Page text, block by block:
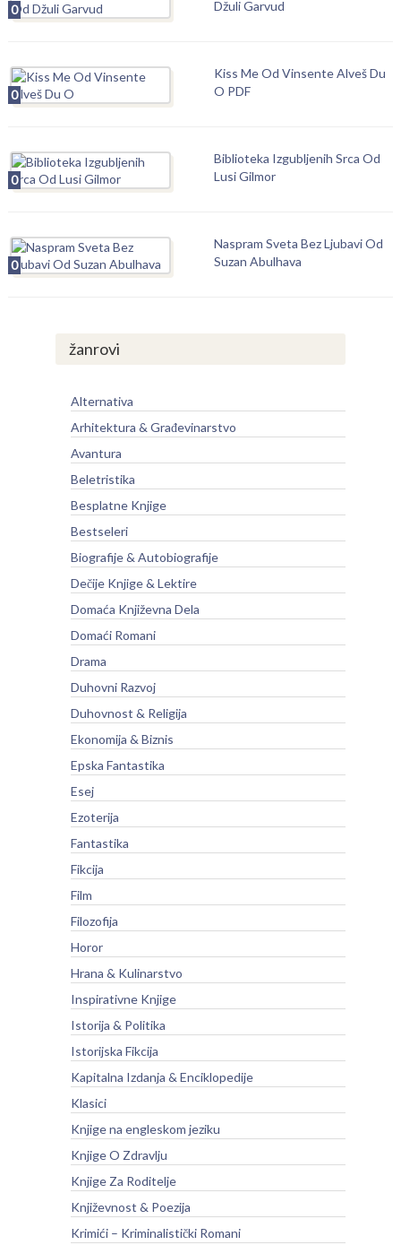
0 Džuli Garvud
0
Kiss Me Od Vinsente Alveš Du
O PDF
0
Biblioteka Izgubljenih Srca Od
Lusi Gilmor
0
Naspram Sveta Bez Ljubavi Od
Suzan Abulhava
žanrovi
Alternativa
Arhitektura & Građevinarstvo
Avantura
Beletristika
Besplatne Knjige
Bestseleri
Biografije & Autobiografije
Dečije Knjige & Lektire
Domaća Književna Dela
Domaći Romani
Drama
Duhovni Razvoj
Duhovnost & Religija
Ekonomija & Biznis
Epska Fantastika
Esej
Ezoterija
Fantastika
Fikcija
Film
Filozofija
Horor
Hrana & Kulinarstvo
Inspirativne Knjige
Istorija & Politika
Istorijska Fikcija
Kapitalna Izdanja & Enciklopedije
Klasici
Knjige na engleskom jeziku
Knjige O Zdravlju
Knjige Za Roditelje
Književnost & Poezija
Krimići – Kriminalistički Romani